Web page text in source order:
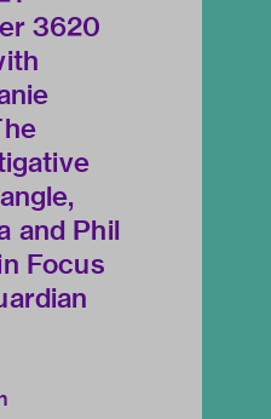
3620
and Phil
Focus